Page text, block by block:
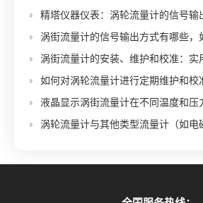
精塔仪器仪表：涡轮流量计的信号输
涡街流量计的信号输出方式有哪些，如何根据实际需求
涡街流量计的安装、维护和校准：实
如何对涡轮流量计进行定期维护和校准以
液晶显示涡街流量计在不同温度和压力下的测量准确
涡轮流量计与其他类型流量计（如电磁流量计、超声波